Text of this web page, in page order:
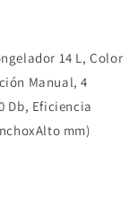
14 L, Color
Manual, 4
Db, Eficiencia
mm)